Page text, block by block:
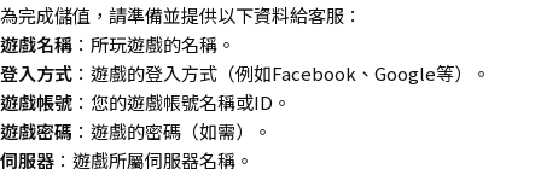
為完成儲值，請準備並提供以下資料給客服：
遊戲名稱 ：所玩遊戲的名稱。
登入方式 ：遊戲的登入方式（例如Facebook、Google等）。
遊戲帳號 ：您的遊戲帳號名稱或ID。
遊戲密碼 ：遊戲的密碼（如需）。
伺服器 ：遊戲所屬伺服器名稱。